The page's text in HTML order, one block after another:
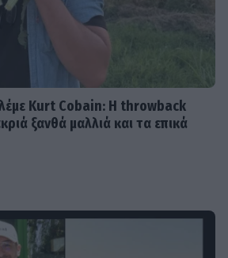
Kurt Cobain: H throwback
ξανθά μαλλιά και τα επικά